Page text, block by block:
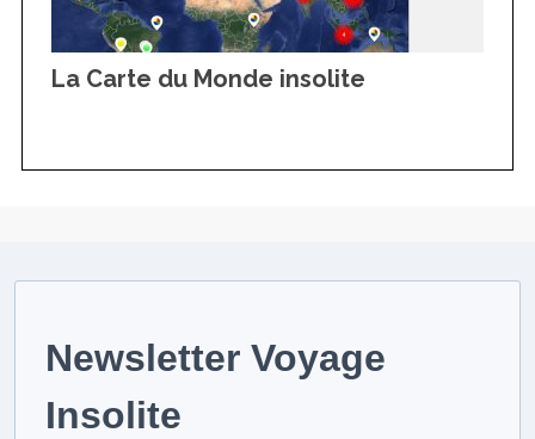
La Carte du Monde insolite
Newsletter Voyage
Insolite